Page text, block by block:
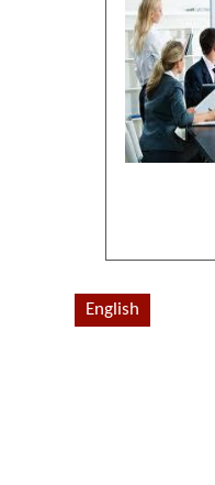
English